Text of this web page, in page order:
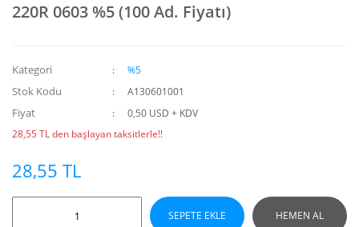
220R 0603 %5 (100 Ad. Fiyatı)
Kategori %5
Stok Kodu A130601001
Fiyat
0,50 USD + KDV
28,55 TL den başlayan taksitlerle!!
28,55 TL
SEPETE EKLE HEMEN AL